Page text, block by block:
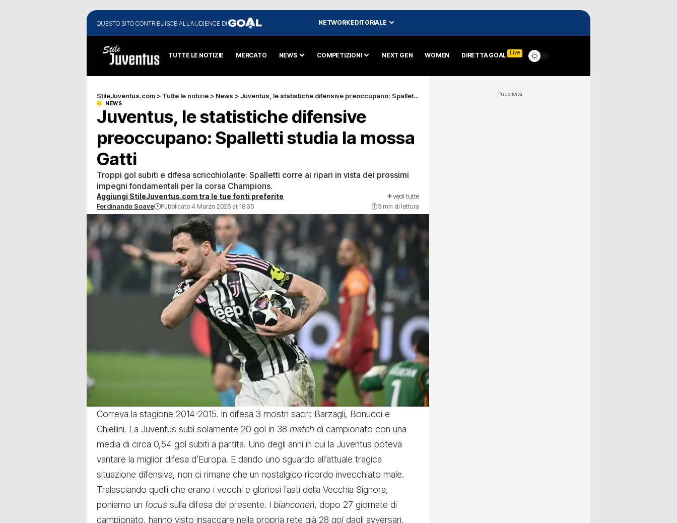
QUESTO SITO CONTRIBUISCE ALL'AUDIENCE DI NETWORK EDITORIALE
TUTTE LE NOTIZIE MERCATO NEWS COMPETIZIONI NEXT GEN WOMEN DIRETTA GOAL Live
StileJuventus.com > Tutte le notizie > News >Juventus, le statistiche difensive preoccupano: Spalletti studia la mossa Gatti
NEWS
Juventus, le statistiche difensive
preoccupano: Spalletti studia la mossa
Gatti
Troppi gol subiti e difesa scricchiolante: Spalletti corre ai ripari in vista dei prossimi
impegni fondamentali per la corsa Champions.
Aggiungi StileJuventus.com tra le tue fonti preferite vedi tutte
Ferdinando Soave Pubblicato 4 Marzo 2026 at 18:35 5 min di lettura
Correva la stagione 2014-2015. In difesa 3 mostri sacri: Barzagli, Bonucci e
Chiellini. La Juventus subì solamente 20 gol in 38 match di campionato con una
media di circa 0,54 gol subiti a partita. Uno degli anni in cui la Juventus poteva
vantare la miglior difesa d’Europa. E dando uno sguardo all’attuale tragica
situazione difensiva, non ci rimane che un nostalgico ricordo invecchiato male.
Tralasciando quelli che erano i vecchi e gloriosi fasti della Vecchia Signora,
poniamo un focus sulla difesa del presente. I bianconeri, dopo 27 giornate di
campionato, hanno visto insaccare nella propria rete già 28 gol dagli avversari.
Pubblicità